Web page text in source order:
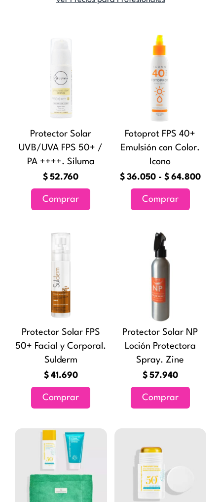
Protector Solar
UVB/UVA FPS 50+ /
PA ++++. Siluma
$ 52.760
Comprar
Fotoprot FPS 40+
Emulsión con Color.
Icono
$ 36.050 - $ 64.800
Comprar
se
pueden
en
la
Protector Solar FPS
50+ Facial y Corporal.
Sulderm
$ 41.690
Comprar
Protector Solar NP
Loción Protectora
Spray. Zine
$ 57.940
Comprar